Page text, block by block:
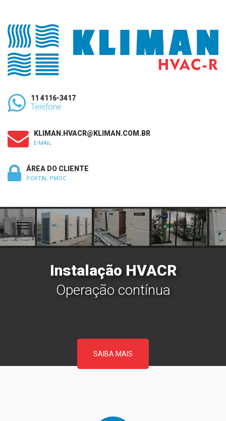
11 4116-3417
Telefone
KLIMAN.HVACR@KLIMAN.COM.BR
E-MAIL
ÁREA DO CLIENTE
PORTAL PMOC
Instalação HVACR
Operação contínua
SAIBA MAIS